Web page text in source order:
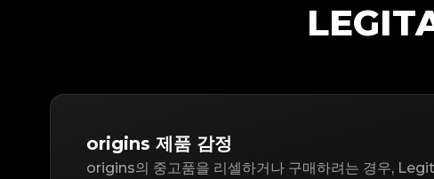
origins 제품 감정
origins의 중고품을 리셀하거나 구매하려는 경우,